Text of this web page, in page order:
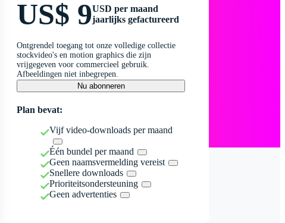
US$ 9USD per maand
jaarlijks gefactureerd
Ontgrendel toegang tot onze volledige collectie
stockvideo's en motion graphics die zijn
vrijgegeven voor commercieel gebruik.
Afbeeldingen niet inbegrepen.
Nu abonneren
Plan bevat:
Vijf video-downloads per maand
Één bundel per maand
Geen naamsvermelding vereist
Snellere downloads
Prioriteitsondersteuning
Geen advertenties